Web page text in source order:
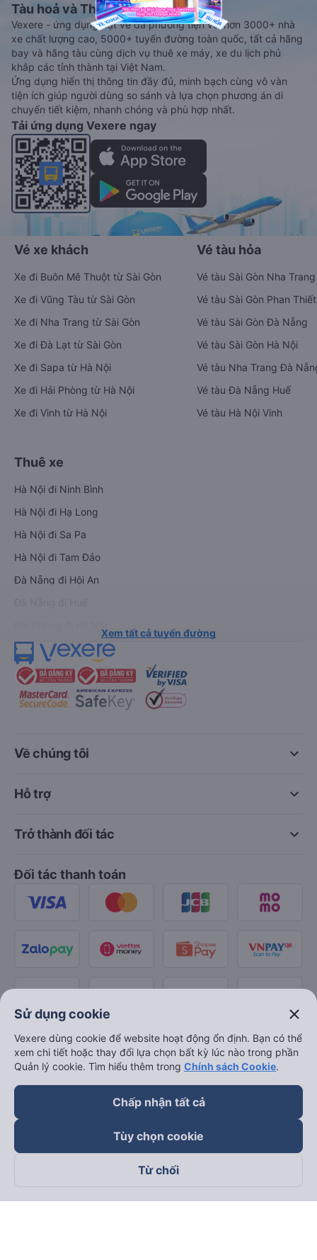
Tàu hoả và Thuê xe
Vexere - ứng dụng đặt vé đa phương tiện với hơn 3000+ nhà
xe chất lượng cao, 5000+ tuyến đường toàn quốc, tất cả hãng
bay và hãng tàu cùng dịch vụ thuê xe máy, xe du lịch phủ
khắp các tỉnh thành tại Việt Nam.
Ứng dụng hiển thị thông tin đầy đủ, minh bạch cùng vô vàn
tiện ích giúp người dùng so sánh và lựa chọn phương án di
chuyển tiết kiệm, nhanh chóng và phù hợp nhất.
Tải ứng dụng Vexere ngay
Vé xe khách
Xe đi Buôn Mê Thuột từ Sài Gòn
Xe đi Vũng Tàu từ Sài Gòn
Xe đi Nha Trang từ Sài Gòn
Xe đi Đà Lạt từ Sài Gòn
Xe đi Sapa từ Hà Nội
Xe đi Hải Phòng từ Hà Nội
Xe đi Vinh từ Hà Nội
Vé tàu hỏa
Vé tàu Sài Gòn Nha Trang
Vé tàu Sài Gòn Phan Thiết
Vé tàu Sài Gòn Đà Nẵng
Vé tàu Sài Gòn Hà Nội
Vé tàu Nha Trang Đà
Vé tàu Đà Nẵng Huế
Vé tàu Hà Nội Vinh
Thuê xe
Hà Nội đi Ninh Bình
Hà Nội đi Hạ Long
Hà Nội đi Sa Pa
Hà Nội đi Tam Đảo
Đà Nẵng đi Hội An
Xem tất cả tuyến đường
keyboard_arrow_down
Về chúng tôi
keyboard_arrow_down
Hỗ trợ
keyboard_arrow_down
Trở thành đối tác
Đối tác thanh toán
Theo dõi chúng tôi trên
Sử dụng cookie close
Vexere dùng cookie để website hoạt động ổn định. Bạn có thể
xem chi tiết hoặc thay đổi lựa chọn bất kỳ lúc nào trong phần
Quản lý cookie. Tìm hiểu thêm trong Chính sách Cookie.
Chấp nhận tất cả
Tùy chọn cookie
Từ chối